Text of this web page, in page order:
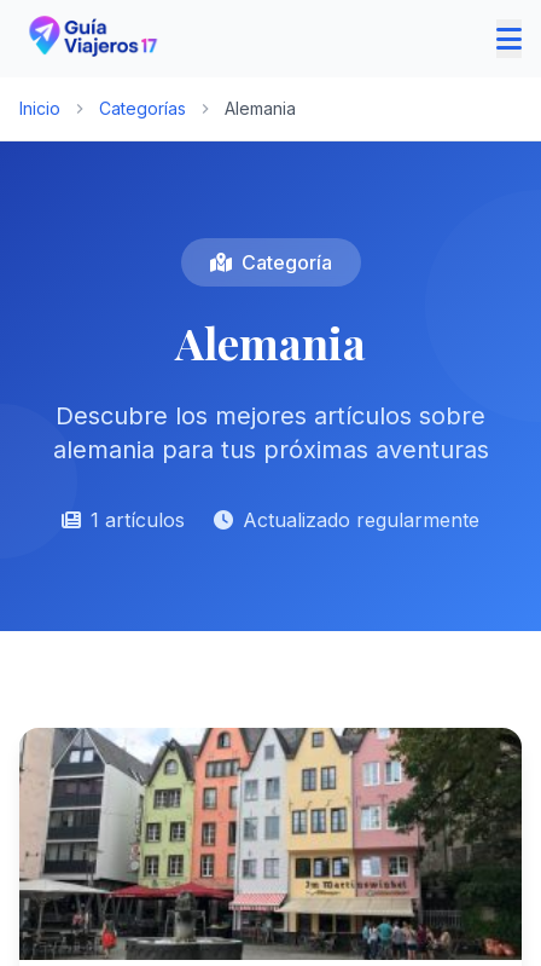
Inicio Categorías Alemania
Categoría
Alemania
Descubre los mejores artículos sobre
alemania para tus próximas aventuras
1 artículos Actualizado regularmente